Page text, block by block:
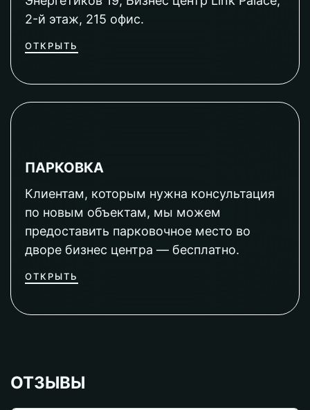
2-й этаж, 215 офис.
ОТКРЫТЬ
ПАРКОВКА
Клиентам, которым нужна консультация
по новым объектам, мы можем
предоставить парковочное место во
дворе бизнес центра — бесплатно.
ОТКРЫТЬ
ОТЗЫВЫ